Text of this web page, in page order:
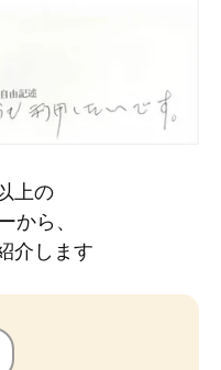
上の
から、
介します